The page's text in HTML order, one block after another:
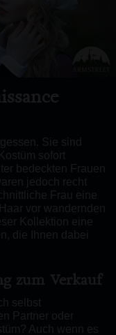
Sie sind
sofort
bedeckten Frauen
jedoch recht
Frau eine
vor wandernden
Kollektion eine
die Ihnen dabei
zum Verkauf
selbst
Partner oder
Auch wenn es